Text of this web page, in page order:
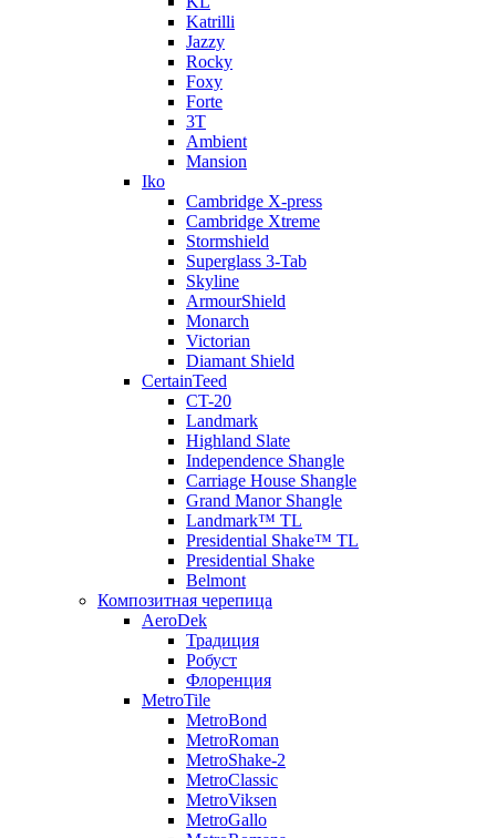
Katrilli
Jazzy
Rocky
Foxy
Forte
3T
Ambient
Mansion
Iko
Cambridge X-press
Cambridge Xtreme
Stormshield
Superglass 3-Tab
Skyline
ArmourShield
Monarch
Victorian
Diamant Shield
CertainTeed
CT-20
Landmark
Highland Slate
Independence Shangle
Carriage House Shangle
Grand Manor Shangle
Landmark™ TL
Presidential Shake™ TL
Presidential Shake
Belmont
Композитная черепица
AeroDek
Традиция
Робуст
Флоренция
MetroTile
MetroBond
MetroRoman
MetroShake-2
MetroClassic
MetroViksen
MetroGallo